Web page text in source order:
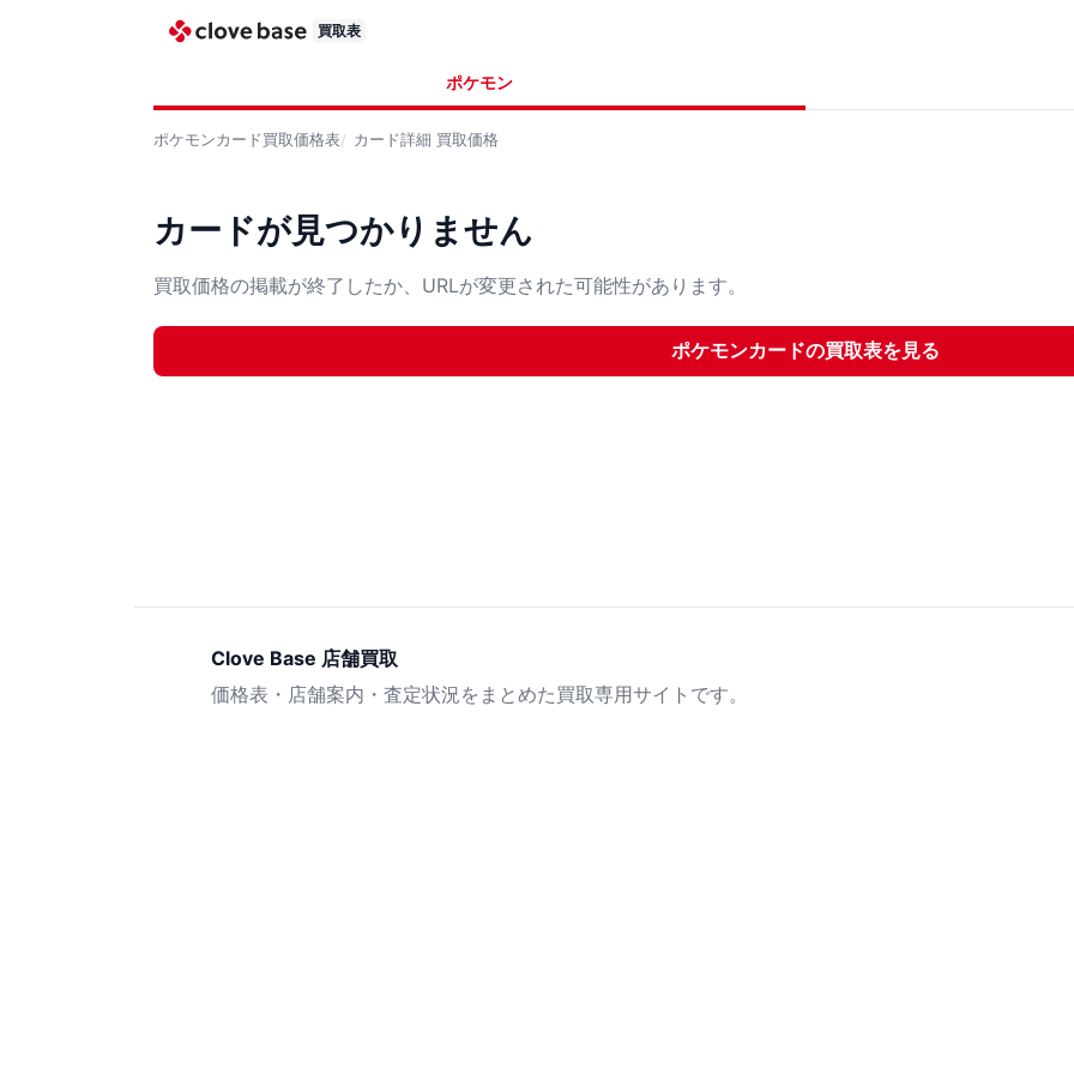
買取表
ポケモン
ポケモンカード買取価格表 カード詳細 買取価格
カードが見つかりません
買取価格の掲載が終了したか、URLが変更された可能性があります。
ポケモンカードの買取表を見る
Clove Base 店舗買取
価格表・店舗案内・査定状況をまとめた買取専用サイトです。